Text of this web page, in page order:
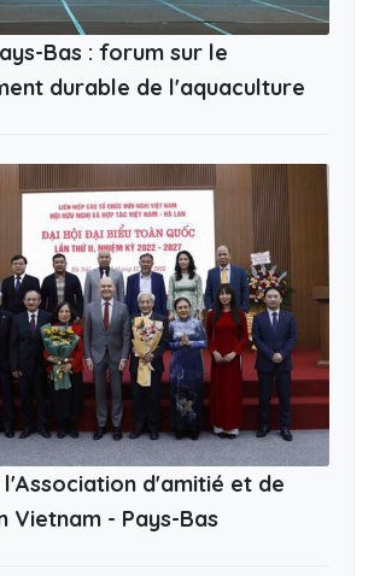
Bas : forum sur le
durable de l'aquaculture
l'Association d'amitié et de
Vietnam - Pays-Bas